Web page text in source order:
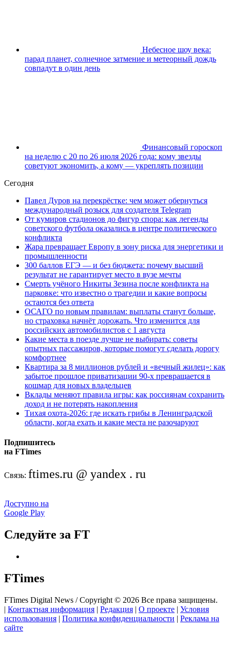
Небесное шоу века:
парад планет, солнечное затмение и метеорный дождь
совпадут в один день
Финансовый гороскоп
на неделю с 20 по 26 июля 2026 года: кому звезды
советуют экономить, а кому — укреплять позиции
Сегодня
Павел Дуров на перекрёстке: чем может обернуться
международный розыск для создателя Telegram
От кумиров стадионов до фигур спора: как легенды
советского футбола оказались в центре политического
конфликта
Жара превращает Европу в зону риска для энергетики и
промышленности
300 баллов ЕГЭ — и без бюджета: почему высший
результат не гарантирует место в вузе мечты
Смерть учёного Никиты Зезина после конфликта на
парковке: что известно о трагедии и какие вопросы
остаются без ответа
ОСАГО по новым правилам: выплаты станут больше,
но страховка начнёт дорожать. Что изменится для
российских автомобилистов с 1 августа
Какие места в поезде лучше не выбирать: советы
опытных пассажиров, которые помогут сделать дорогу
комфортнее
Квартира за 8 миллионов рублей и «вечный жилец»: как
забытое прошлое приватизации 90-х превращается в
кошмар для новых владельцев
Вклады меняют правила игры: как россиянам сохранить
доход и не потерять накопления
Тихая охота-2026: где искать грибы в Ленинградской
области, когда ехать и какие места не разочаруют
Подпишитесь
на FTimes
Связь: ftimes.ru @ yandex . ru
Доступно на
Google Play
Следуйте за FT
FTimes
FTimes Digital News / Copyright © 2026 Все права защищены.
| Контактная информация | Редакция | О проекте | Условия
использования | Политика конфиденциальности | Реклама на
сайте